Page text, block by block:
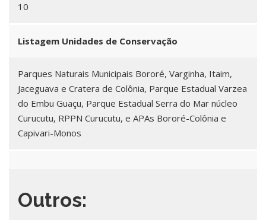
10
Listagem Unidades de Conservação
Parques Naturais Municipais Bororé, Varginha, Itaim,
Jaceguava e Cratera de Colônia, Parque Estadual Varzea
do Embu Guaçu, Parque Estadual Serra do Mar núcleo
Curucutu, RPPN Curucutu, e APAs Bororé-Colônia e
Capivari-Monos
Outros: